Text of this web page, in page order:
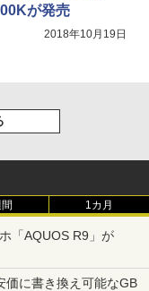
が発売
2018年10月19日
1カ月
「AQUOS R9」が
価に書き換え可能なGB